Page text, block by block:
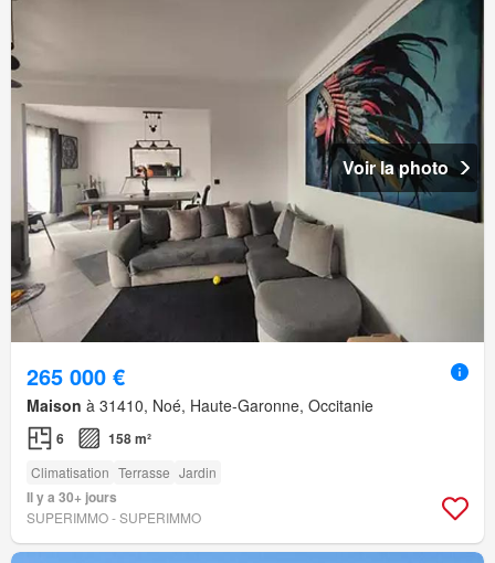
Voir la photo
265 000 €
Maison à 31410, Noé, Haute-Garonne, Occitanie
6 158 m²
Climatisation Terrasse Jardin
Il y a 30+ jours
SUPERIMMO - SUPERIMMO